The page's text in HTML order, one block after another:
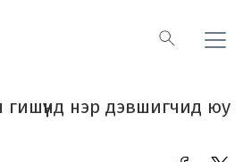
нэр дэвшигчид юу